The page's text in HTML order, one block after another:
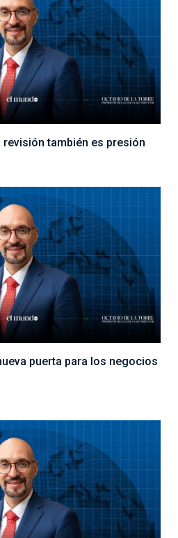
revisión también es presión
puerta para los negocios